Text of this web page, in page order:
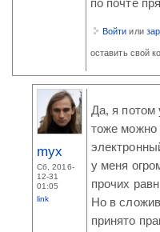
по почте
Войти или
оставить свой
myx
Сб, 2016-
12-31
01:05
link
Да, я потом
тоже можно
у меня
прочих
Но в
принято